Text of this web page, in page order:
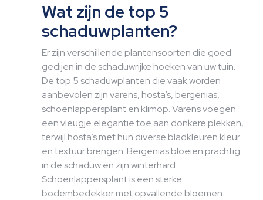
Wat zijn de top 5
schaduwplanten?
Er zijn verschillende plantensoorten die goed
gedijen in de schaduwrijke hoeken van uw tuin.
De top 5 schaduwplanten die vaak worden
aanbevolen zijn varens, hosta’s, bergenias,
schoenlappersplant en klimop. Varens voegen
een vleugje elegantie toe aan donkere plekken,
terwijl hosta’s met hun diverse bladkleuren kleur
en textuur brengen. Bergenias bloeien prachtig
in de schaduw en zijn winterhard.
Schoenlappersplant is een sterke
bodembedekker met opvallende bloemen.